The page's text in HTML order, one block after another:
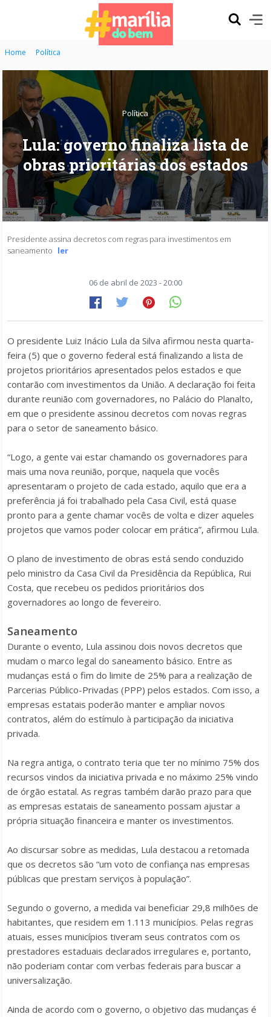
Home Política
Política
Lula: governo finaliza lista de
obras prioritárias dos estados
Presidente assina decretos com regras para investimentos em
saneamento ler
06 de abril de 2023 - 20:00
O presidente Luiz Inácio Lula da Silva afirmou nesta quarta-
feira (5) que o governo federal está finalizando a lista de
projetos prioritários apresentados pelos estados e que
contarão com investimentos da União. A declaração foi feita
durante reunião com governadores, no Palácio do Planalto,
em que o presidente assinou decretos com novas regras
para o setor de saneamento básico.
“Logo, a gente vai estar chamando os governadores para
mais uma nova reunião, porque, naquela que vocês
apresentaram o projeto de cada estado, aquilo que era a
preferência já foi trabalhado pela Casa Civil, está quase
pronto para a gente chamar vocês de volta e dizer aqueles
projetos que vamos poder colocar em prática”, afirmou Lula.
O plano de investimento de obras está sendo conduzido
pelo ministro da Casa Civil da Presidência da República, Rui
Costa, que recebeu os pedidos prioritários dos
governadores ao longo de fevereiro.
Saneamento
Durante o evento, Lula assinou dois novos decretos que
mudam o marco legal do saneamento básico. Entre as
mudanças está o fim do limite de 25% para a realização de
Parcerias Público-Privadas (PPP) pelos estados. Com isso, a
empresas estatais poderão manter e ampliar novos
contratos, além do estímulo à participação da iniciativa
privada.
Na regra antiga, o contrato teria que ter no mínimo 75% dos
recursos vindos da iniciativa privada e no máximo 25% vindo
de órgão estatal. As regras também darão prazo para que
as empresas estatais de saneamento possam ajustar a
própria situação financeira e manter os investimentos.
Ao discursar sobre as medidas, Lula destacou a retomada
que os decretos são “um voto de confiança nas empresas
públicas que prestam serviços à população”.
Segundo o governo, a medida vai beneficiar 29,8 milhões de
habitantes, que residem em 1.113 municípios. Pelas regras
atuais, esses municípios tiveram seus contratos com os
prestadores estaduais declarados irregulares e, portanto,
não poderiam contar com verbas federais para buscar a
universalização.
Ainda de acordo com o governo, o objetivo das mudanças é